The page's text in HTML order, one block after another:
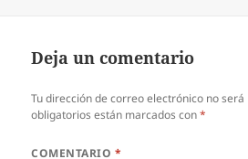
Deja un comentario
Tu dirección de correo electrónico no será
obligatorios están marcados con*
COMENTARIO *